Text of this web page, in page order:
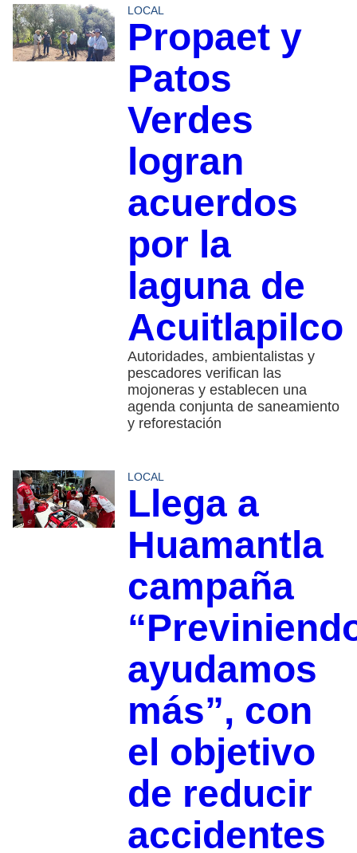
LOCAL
Propaet y
Patos
Verdes
logran
acuerdos
por la
laguna de
Acuitlapilco
Autoridades, ambientalistas y
pescadores verifican las
mojoneras y establecen una
agenda conjunta de saneamiento
y reforestación
LOCAL
Llega a
Huamantla
campaña
ayudamos
más”, con
el objetivo
de reducir
accidentes